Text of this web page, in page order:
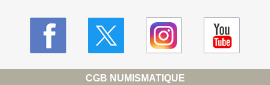
CGB NUMISMATIQUE